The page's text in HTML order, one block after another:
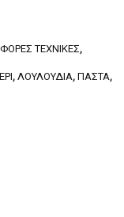
ΤΕΧΝΙΚΈΣ,
, ΛΟΥΛΟΎΔΙΑ, ΠΆΣΤΑ,